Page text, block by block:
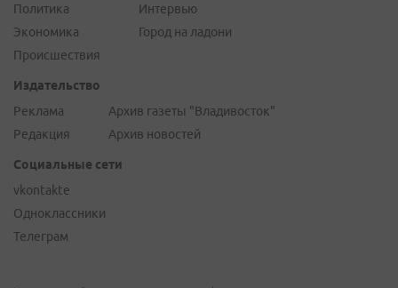
Политика
Экономика
Происшествия
Интервью
Город на ладони
Издательство
Реклама
Редакция
Архив газеты "Владивосток"
Архив новостей
Социальные сети
vkontakte
Одноклассники
Телеграм